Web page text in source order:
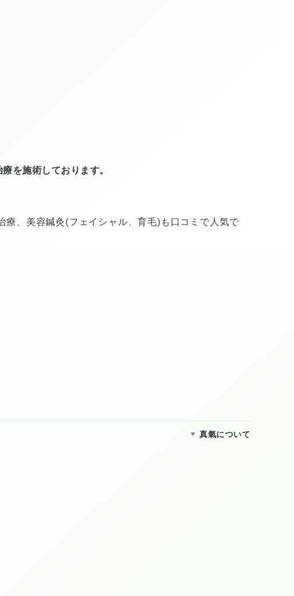
を施術しております。
、美容鍼灸(フェイシャル、育毛)も口コミで人気で
真氣について